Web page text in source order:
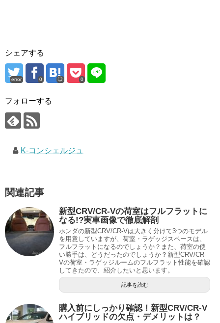
シェアする
error 0 0
フォローする
K-コンシェルジュ
関連記事
新型CRV/CR-Vの荷室はフルフラットに
なる!?実車画像で徹底解剖
ホンダの新型CRV/CR-Vは大きく分けて3つのモデル
を用意していますが、荷室・ラゲッジスペースは、
フルフラットになるのでしょうか？また、荷室の使
い勝手は、どうだったのでしょうか？新型CRV/CR-
Vの荷室・ラゲッジルームのフルフラット性能を確認
してきたので、紹介したいと思います。
記事を読む
購入前にしっかり確認！新型CRV/CR-V
ハイブリッドの欠点・デメリットは？